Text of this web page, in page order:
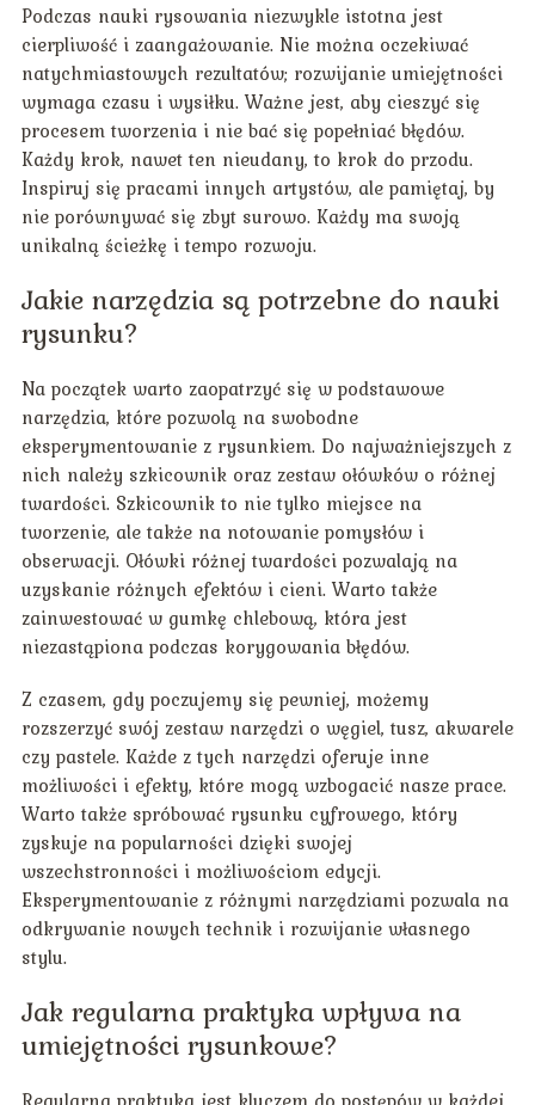
Podczas nauki rysowania niezwykle istotna jest
cierpliwość i zaangażowanie. Nie można oczekiwać
natychmiastowych rezultatów; rozwijanie umiejętności
wymaga czasu i wysiłku. Ważne jest, aby cieszyć się
procesem tworzenia i nie bać się popełniać błędów.
Każdy krok, nawet ten nieudany, to krok do przodu.
Inspiruj się pracami innych artystów, ale pamiętaj, by
nie porównywać się zbyt surowo. Każdy ma swoją
unikalną ścieżkę i tempo rozwoju.
Jakie narzędzia są potrzebne do nauki
rysunku?
Na początek warto zaopatrzyć się w podstawowe
narzędzia, które pozwolą na swobodne
eksperymentowanie z rysunkiem. Do najważniejszych z
nich należy szkicownik oraz zestaw ołówków o różnej
twardości. Szkicownik to nie tylko miejsce na
tworzenie, ale także na notowanie pomysłów i
obserwacji. Ołówki różnej twardości pozwalają na
uzyskanie różnych efektów i cieni. Warto także
zainwestować w gumkę chlebową, która jest
niezastąpiona podczas korygowania błędów.
Z czasem, gdy poczujemy się pewniej, możemy
rozszerzyć swój zestaw narzędzi o węgiel, tusz, akwarele
czy pastele. Każde z tych narzędzi oferuje inne
możliwości i efekty, które mogą wzbogacić nasze prace.
Warto także spróbować rysunku cyfrowego, który
zyskuje na popularności dzięki swojej
wszechstronności i możliwościom edycji.
Eksperymentowanie z różnymi narzędziami pozwala na
odkrywanie nowych technik i rozwijanie własnego
stylu.
Jak regularna praktyka wpływa na
umiejętności rysunkowe?